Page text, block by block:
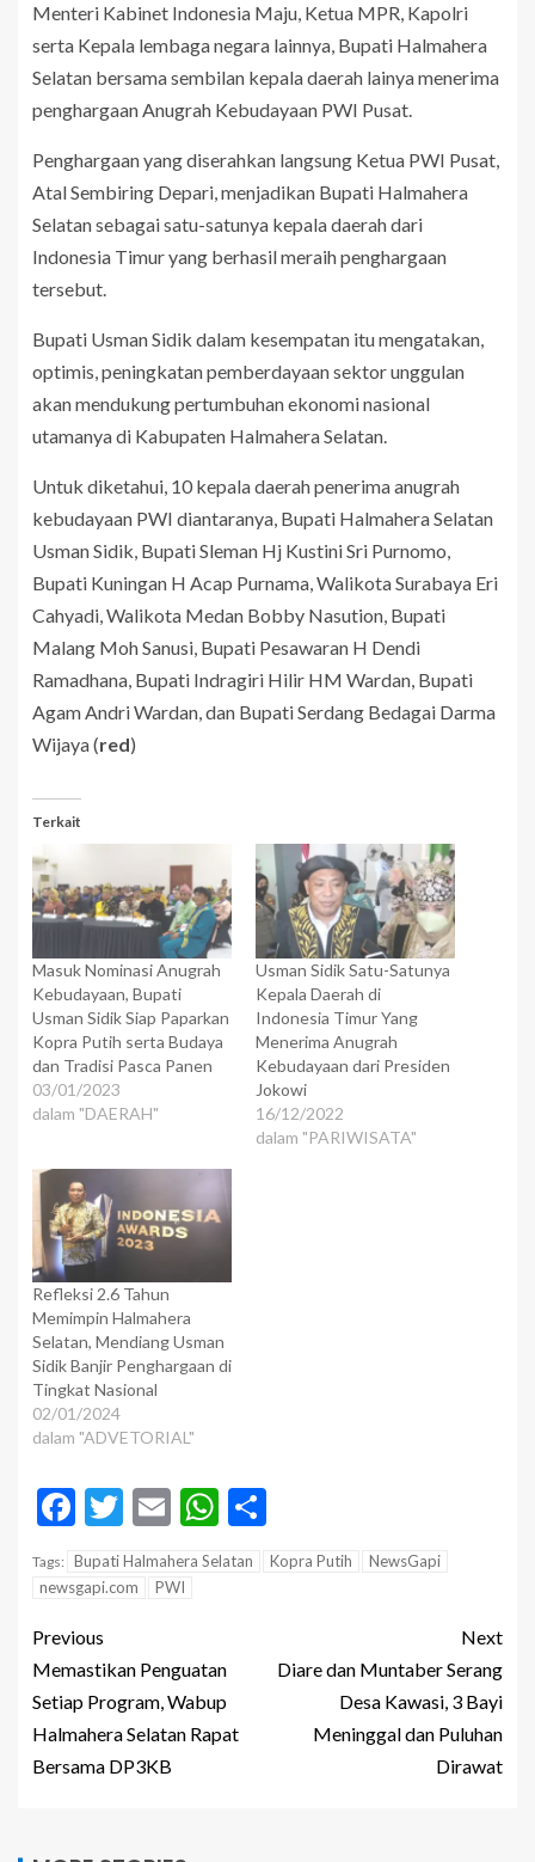
Menteri Kabinet Indonesia Maju, Ketua MPR, Kapolri
serta Kepala lembaga negara lainnya, Bupati Halmahera
Selatan bersama sembilan kepala daerah lainya menerima
penghargaan Anugrah Kebudayaan PWI Pusat.
Penghargaan yang diserahkan langsung Ketua PWI Pusat,
Atal Sembiring Depari, menjadikan Bupati Halmahera
Selatan sebagai satu-satunya kepala daerah dari
Indonesia Timur yang berhasil meraih penghargaan
tersebut.
Bupati Usman Sidik dalam kesempatan itu mengatakan,
optimis, peningkatan pemberdayaan sektor unggulan
akan mendukung pertumbuhan ekonomi nasional
utamanya di Kabupaten Halmahera Selatan.
Untuk diketahui, 10 kepala daerah penerima anugrah
kebudayaan PWI diantaranya, Bupati Halmahera Selatan
Usman Sidik, Bupati Sleman Hj Kustini Sri Purnomo,
Bupati Kuningan H Acap Purnama, Walikota Surabaya Eri
Cahyadi, Walikota Medan Bobby Nasution, Bupati
Malang Moh Sanusi, Bupati Pesawaran H Dendi
Ramadhana, Bupati Indragiri Hilir HM Wardan, Bupati
Agam Andri Wardan, dan Bupati Serdang Bedagai Darma
Wijaya (red)
Terkait
Masuk Nominasi Anugrah
Kebudayaan, Bupati
Usman Sidik Siap Paparkan
Kopra Putih serta Budaya
dan Tradisi Pasca Panen
03/01/2023
dalam "DAERAH"
Usman Sidik Satu-Satunya
Kepala Daerah di
Indonesia Timur Yang
Menerima Anugrah
Kebudayaan dari Presiden
Jokowi
16/12/2022
dalam "PARIWISATA"
Refleksi 2.6 Tahun
Memimpin Halmahera
Selatan, Mendiang Usman
Sidik Banjir Penghargaan di
Tingkat Nasional
02/01/2024
dalam "ADVETORIAL"
Facebook
Twitter
EmailWhatsApp
Tags: Bupati Halmahera Selatan Kopra Putih
NewsGapi
newsgapi.com
PWI
Previous
Memastikan Penguatan
Setiap Program, Wabup
Halmahera Selatan Rapat
Bersama DP3KB
Next
Diare dan Muntaber Serang
Desa Kawasi, 3 Bayi
Meninggal dan Puluhan
Dirawat